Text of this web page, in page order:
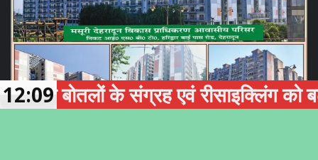
के संग्रह एवं रीसाइक्लिंग को बढ़ावा देगा
12:09